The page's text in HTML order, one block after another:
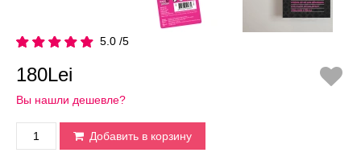
5.0 /5
180Lei
Вы нашли дешевле?
Добавить в корзину